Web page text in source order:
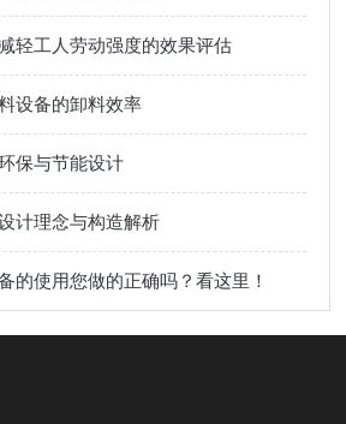
轻工人劳动强度的效果评估
设备的卸料效率
保与节能设计
计理念与构造解析
的使用您做的正确吗？看这里！